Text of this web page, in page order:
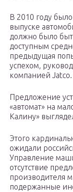
В 2010 году
выпуске
должно было
доступным
предыдущая
успехом,
компанией Jatco.
Предложение
«автомат» на
Калину»
Этого
ожидали
Управление
отсутствие
производителя
подержанные